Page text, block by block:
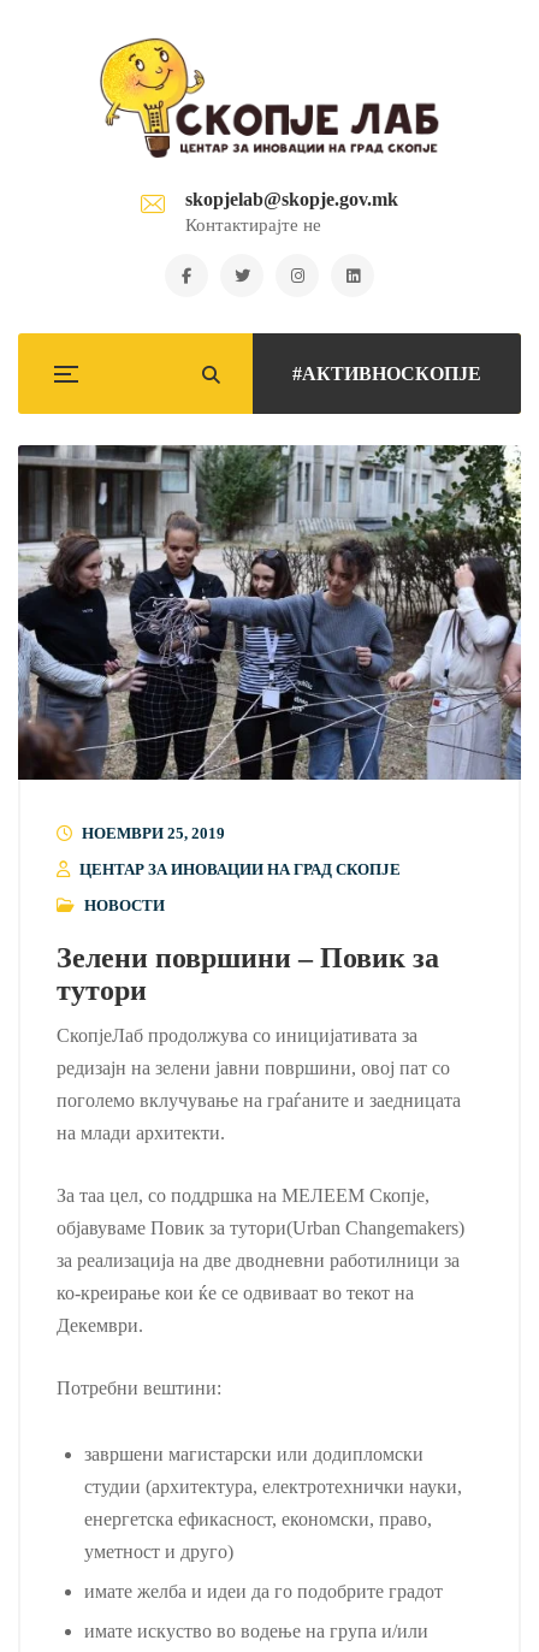
skopjelab@skopje.gov.mk
Контактирајте не
#АКТИВНОСКОПЈЕ
НОЕМВРИ 25, 2019
ЦЕНТАР ЗА ИНОВАЦИИ НА ГРАД СКОПЈЕ
НОВОСТИ
Зелени површини – Повик за
тутори
СкопјеЛаб продолжува со иницијативата за
редизајн на зелени јавни површини, овој пат со
поголемо вклучување на граѓаните и заедницата
на млади архитекти.
За таа цел, со поддршка на МЕЛЕЕМ Скопје,
објавуваме Повик за тутори(Urban Changemakers)
за реализација на две дводневни работилници за
ко-креирање кои ќе се одвиваат во текот на
Декември.
Потребни вештини:
завршени магистарски или додипломски
студии (архитектура, електротехнички науки,
енергетска ефикасност, економски, право,
уметност и друго)
имате желба и идеи да го подобрите градот
имате искуство во водење на група и/или